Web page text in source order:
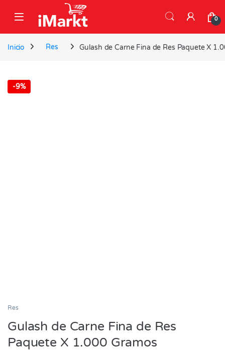
0
Inicio Res Gulash de Carne Fina de Res Paquete X
-9%
Res
Gulash de Carne Fina de Res
Paquete X 1.000 Gramos